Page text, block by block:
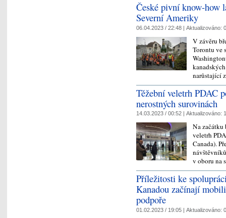
České pivní know-how
Severní Ameriky
06.04.2023 / 22:48 | Aktualizováno:
V závěru
Torontu ve
narůstající
Těžební veletrh PDAC
nerostných surovinách
14.03.2023 / 00:52 | Aktualizováno:
Na začátku
veletrh
Canada).
v oboru
Příležitosti ke
Kanadou začínají
podpoře
01.02.2023 / 19:05 | Aktualizováno: